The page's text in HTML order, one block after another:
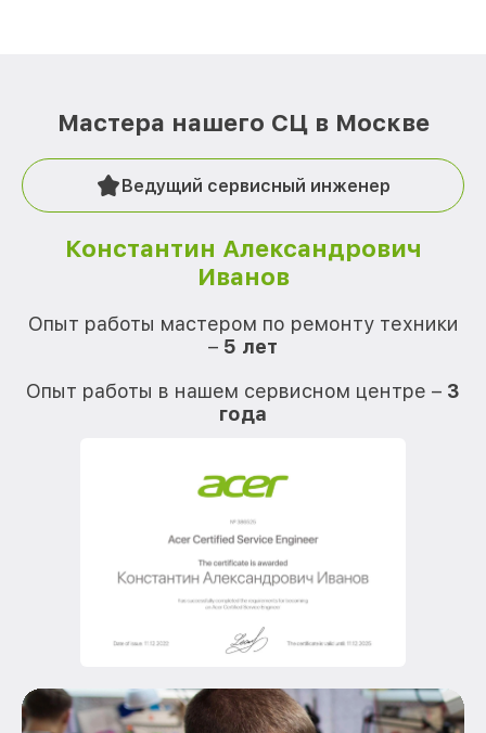
Мастера нашего СЦ в Москве
Ведущий сервисный инженер
Константин Александрович
Иванов
Опыт работы мастером по ремонту техники
– 5 лет
Опыт работы в нашем сервисном центре – 3
года